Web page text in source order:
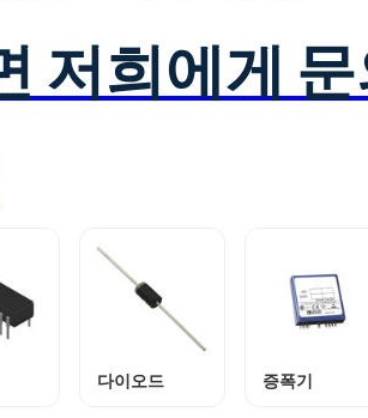
저희에게
다이오드 증폭기